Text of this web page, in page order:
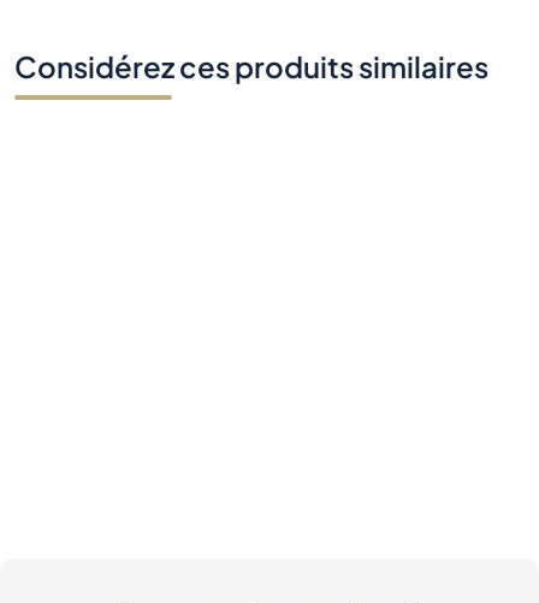
Considérez ces produits similaires